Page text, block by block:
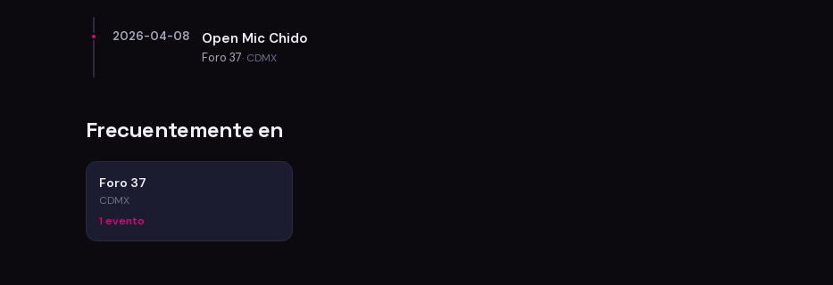
2026-04-08 Open Mic Chido
Foro 37· CDMX
Frecuentemente en
Foro 37
CDMX
1 evento